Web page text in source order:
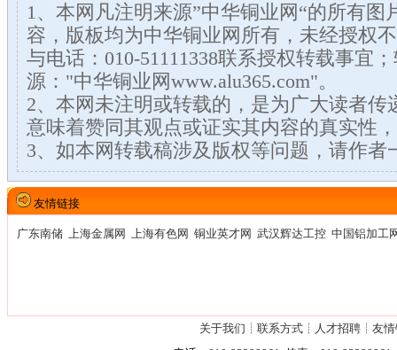
1、本网凡注明来源”中华铜业网“的所有图
容，版板均为中华铜业网所有，未经授权
与电话：010-51111338联系授权转载事宜
源："中华铜业网www.alu365.com"。
2、本网未注明或转载的，是为广大读者传
意味着赞同其观点或证实其内容的真实性
3、如本网转载稿涉及版权等问题，请作者